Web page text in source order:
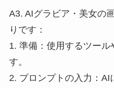
A3. AIグラビア・美女の
りです：
1. 準備：使用するツール
す。
2. プロンプトの入力：AI